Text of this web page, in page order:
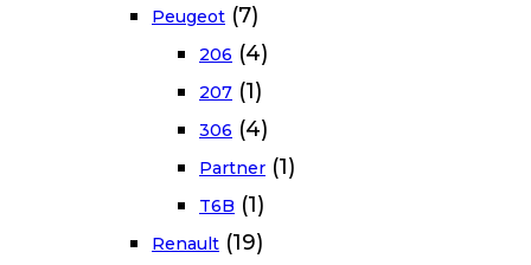
Peugeot (7)
206 (4)
207 (1)
306 (4)
Partner (1)
T6B (1)
Renault (19)